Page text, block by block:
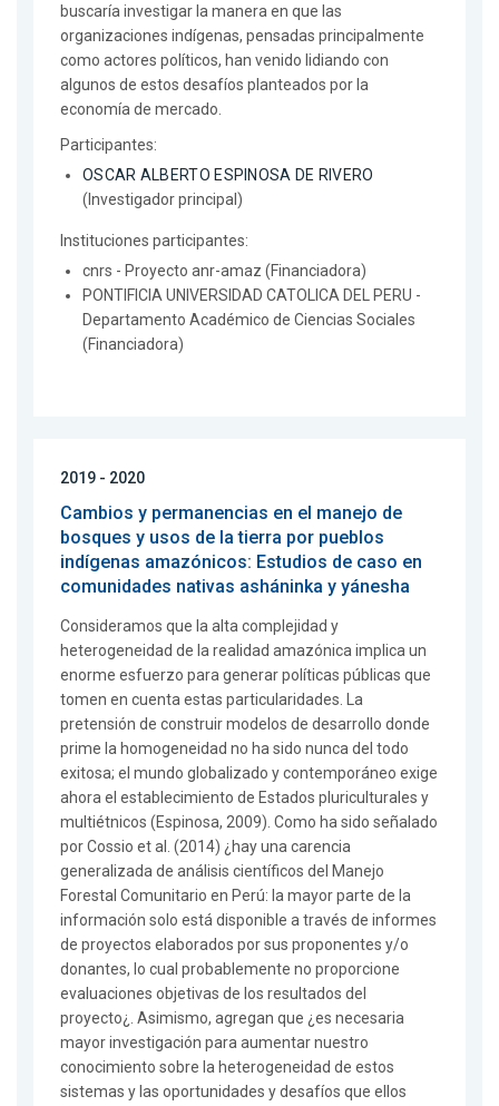
buscaría investigar la manera en que las
organizaciones indígenas, pensadas principalmente
como actores políticos, han venido lidiando con
algunos de estos desafíos planteados por la
economía de mercado.
Participantes:
OSCAR ALBERTO ESPINOSA DE RIVERO
(Investigador principal)
Instituciones participantes:
cnrs - Proyecto anr-amaz (Financiadora)
PONTIFICIA UNIVERSIDAD CATOLICA DEL PERU -
Departamento Académico de Ciencias Sociales
(Financiadora)
2019 - 2020
Cambios y permanencias en el manejo de
bosques y usos de la tierra por pueblos
indígenas amazónicos: Estudios de caso en
comunidades nativas asháninka y yánesha
Consideramos que la alta complejidad y
heterogeneidad de la realidad amazónica implica un
enorme esfuerzo para generar políticas públicas que
tomen en cuenta estas particularidades. La
pretensión de construir modelos de desarrollo donde
prime la homogeneidad no ha sido nunca del todo
exitosa; el mundo globalizado y contemporáneo exige
ahora el establecimiento de Estados pluriculturales y
multiétnicos (Espinosa, 2009). Como ha sido señalado
por Cossio et al. (2014) ¿hay una carencia
generalizada de análisis científicos del Manejo
Forestal Comunitario en Perú: la mayor parte de la
información solo está disponible a través de informes
de proyectos elaborados por sus proponentes y/o
donantes, lo cual probablemente no proporcione
evaluaciones objetivas de los resultados del
proyecto¿. Asimismo, agregan que ¿es necesaria
mayor investigación para aumentar nuestro
conocimiento sobre la heterogeneidad de estos
sistemas y las oportunidades y desafíos que ellos